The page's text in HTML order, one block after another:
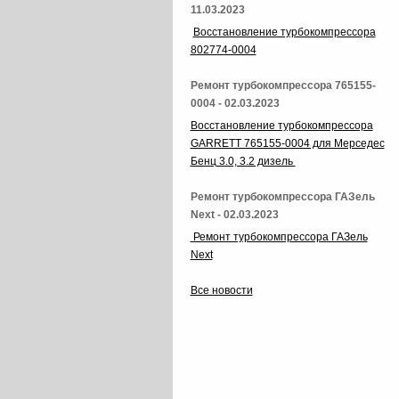
11.03.2023
Восстановление турбокомпрессора
802774-0004
Ремонт турбокомпрессора 765155-
0004 - 02.03.2023
Восстановление турбокомпрессора
GARRETT 765155-0004 для Мерседес
Бенц 3.0, 3.2 дизель
Ремонт турбокомпрессора ГАЗель
Next - 02.03.2023
Ремонт турбокомпрессора ГАЗель
Next
Все новости